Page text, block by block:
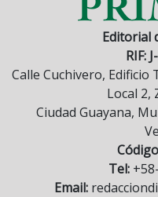
Editorial
RIF:
Calle Cuchivero,
Local 2,
Ciudad Guayana,
Tel:
Email: